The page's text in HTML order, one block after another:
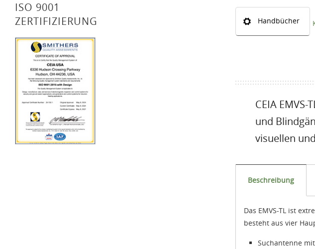
ISO 9001
ZERTIFIZIERUNG
Handbücher
CEIA
und
visuellen
Beschreibung
Das EMVS-TL ist
besteht aus vier
Suchantenne